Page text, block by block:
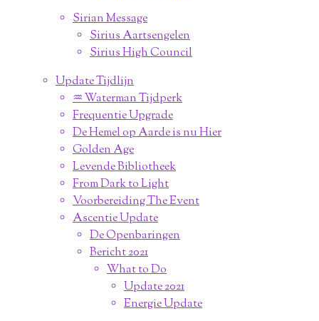
Sirian Message
Sirius Aartsengelen
Sirius High Council
Update Tijdlijn
♒︎ Waterman Tijdperk
Frequentie Upgrade
De Hemel op Aarde is nu Hier
Golden Age
Levende Bibliotheek
From Dark to Light
Voorbereiding The Event
Ascentie Update
De Openbaringen
Bericht 2021
What to Do
Update 2021
Energie Update